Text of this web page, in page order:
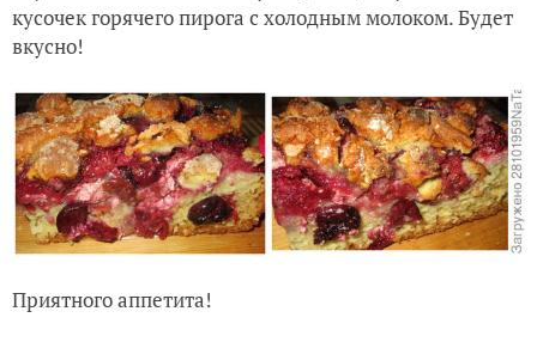
кусочек горячего пирога с холодным молоком. Будет
вкусно!
Приятного аппетита!